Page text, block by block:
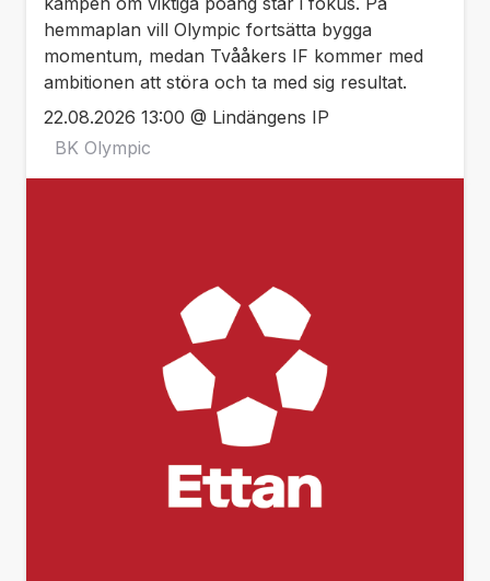
hemmaplan vill Olympic fortsätta bygga
momentum, medan Tvååkers IF kommer med
ambitionen att störa och ta med sig resultat.
22.08.2026 13:00 @ Lindängens IP
BK Olympic